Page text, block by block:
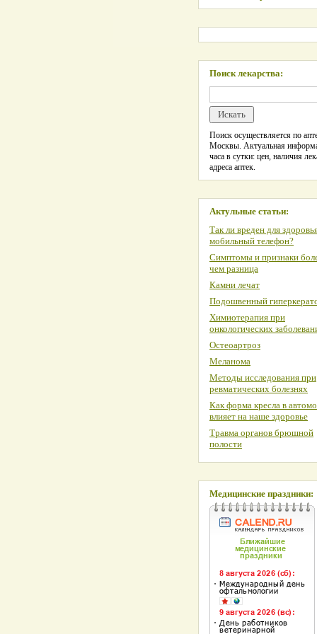
Поиск лекарства:
Поиск осуществляется по
Москвы. Актуальная
часа в сутки: цен, наличия
адреса аптек.
Актульные статьи:
Так ли вреден для
мобильный телефон?
Симптомы и признаки
чем разница
Камни лечат
Подошвенный
Химиотерапия при
онкологических
Остеоартроз
Меланома
Методы исследования при
ревматических болезнях
Как форма кресла в
влияет на наше здоровье
Травма органов брюшной
полости
Медицинские праздники: